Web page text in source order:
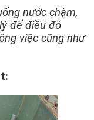
nước chậm,
để điều đó
việc cũng như